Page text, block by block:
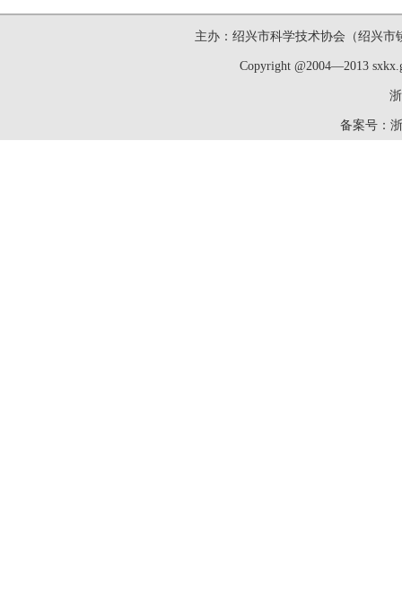
主办：绍兴市科学技术协会（绍兴市
Copyright @2004—2013
备案号：